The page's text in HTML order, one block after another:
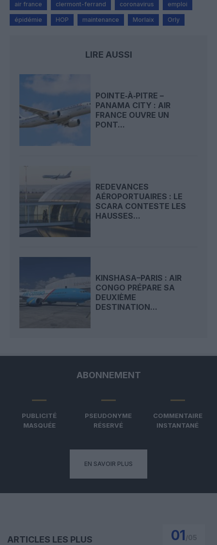
air france clermont-ferrand coronavirus emploi
épidémie HOP maintenance Morlaix Orly
LIRE AUSSI
POINTE‑À‑PITRE –
PANAMA CITY : AIR
FRANCE OUVRE UN
PONT...
REDEVANCES
AÉROPORTUAIRES : LE
SCARA CONTESTE LES
HAUSSES...
KINSHASA–PARIS : AIR
CONGO PRÉPARE SA
DEUXIÈME
DESTINATION...
ABONNEMENT
PUBLICITÉ
MASQUÉE
PSEUDONYME
RÉSERVÉ
COMMENTAIRE
INSTANTANÉ
EN SAVOIR PLUS
ARTICLES LES PLUS
01